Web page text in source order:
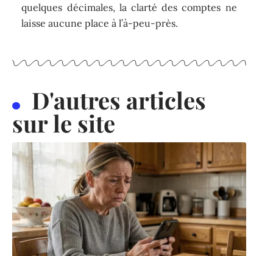
quelques décimales, la clarté des comptes ne
laisse aucune place à l’à-peu-près.
D'autres articles
sur le site